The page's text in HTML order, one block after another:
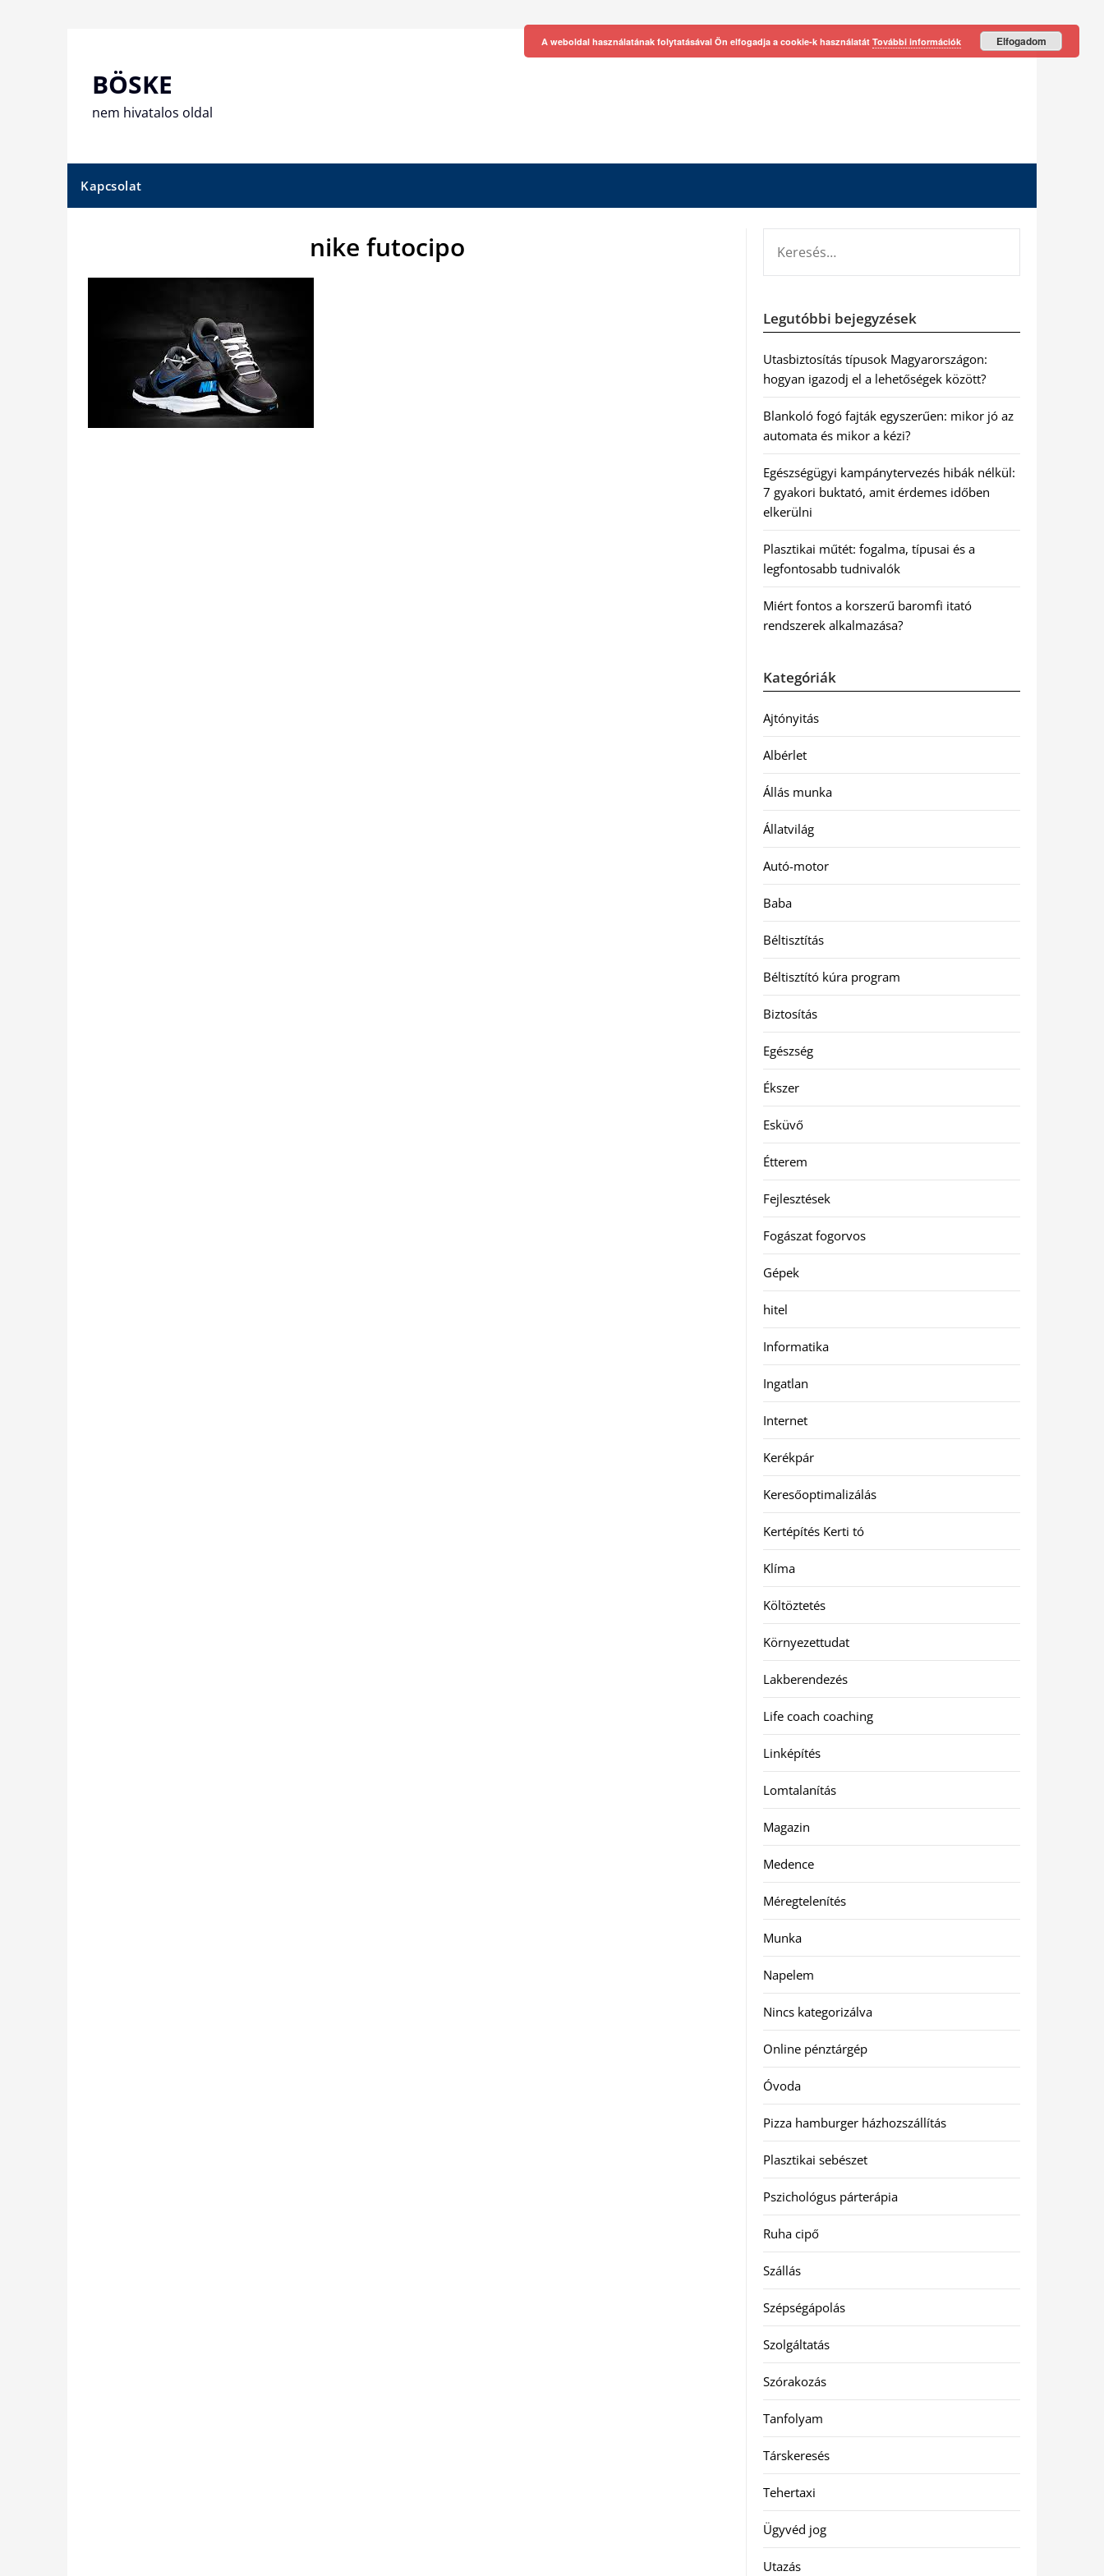
BÖSKE
nem hivatalos oldal
Kapcsolat
nike futocipo
Legutóbbi bejegyzések
Utasbiztosítás típusok Magyarországon:
hogyan igazodj el a lehetőségek között?
Blankoló fogó fajták egyszerűen: mikor jó az
automata és mikor a kézi?
Egészségügyi kampánytervezés hibák nélkül:
7 gyakori buktató, amit érdemes időben
elkerülni
Plasztikai műtét: fogalma, típusai és a
legfontosabb tudnivalók
Miért fontos a korszerű baromfi itató
rendszerek alkalmazása?
Kategóriák
Ajtónyitás
Albérlet
Állás munka
Állatvilág
Autó-motor
Baba
Béltisztítás
Béltisztító kúra program
Biztosítás
Egészség
Ékszer
Esküvő
Étterem
Fejlesztések
Fogászat fogorvos
Gépek
hitel
Informatika
Ingatlan
Internet
Kerékpár
Keresőoptimalizálás
Kertépítés Kerti tó
Klíma
Költöztetés
Környezettudat
Lakberendezés
Life coach coaching
Linképítés
Lomtalanítás
Magazin
Medence
Méregtelenítés
Munka
Napelem
Nincs kategorizálva
Online pénztárgép
Óvoda
Pizza hamburger házhozszállítás
Plasztikai sebészet
Pszichológus párterápia
Ruha cipő
Szállás
Szépségápolás
Szolgáltatás
Szórakozás
Tanfolyam
Társkeresés
Tehertaxi
Ügyvéd jog
Utazás
A weboldal használatának folytatásával Ön elfogadja a cookie-k használatát További információk Elfogadom